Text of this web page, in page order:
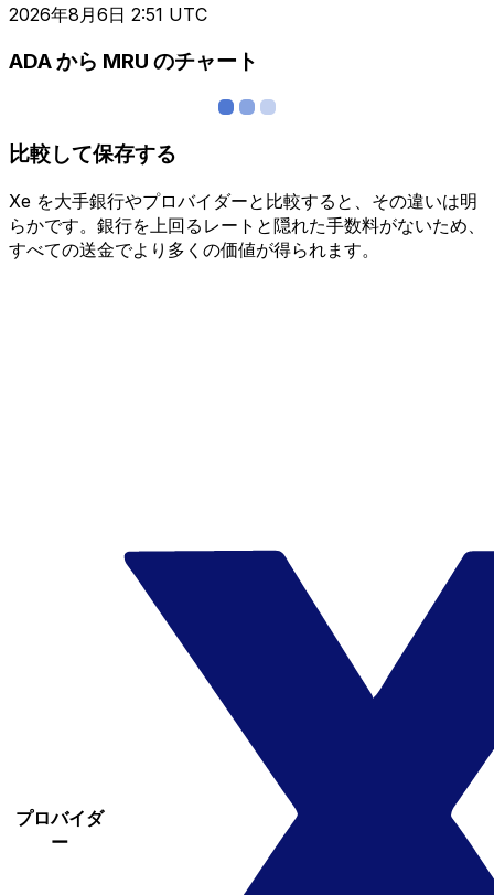
2026年8月6日 2:51 UTC
ADA から MRU のチャート
比較して保存する
Xe を大手銀行やプロバイダーと比較すると、その違いは明
らかです。銀行を上回るレートと隠れた手数料がないため、
すべての送金でより多くの価値が得られます。
プロバイダ
ー